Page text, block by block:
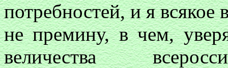
потребностей, и я всякое
не премину, в чем,
величества